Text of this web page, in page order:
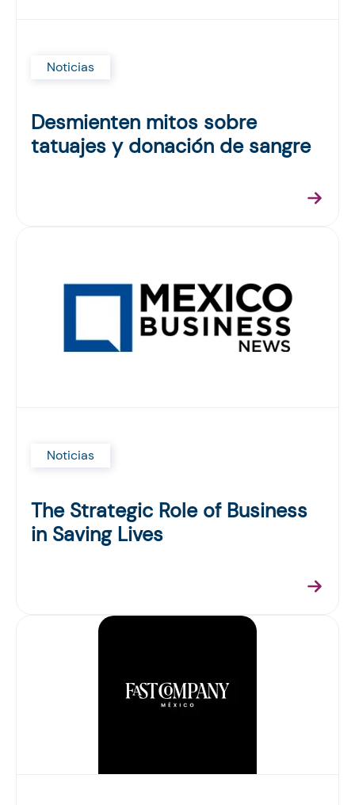
Noticias
Desmienten mitos sobre
tatuajes y donación de sangre
Noticias
The Strategic Role of Business
in Saving Lives